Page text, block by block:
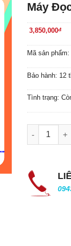
Máy
3,850,000đ
Mã sản
Bảo hành: 12
Tình trạng:
Máy làm đá